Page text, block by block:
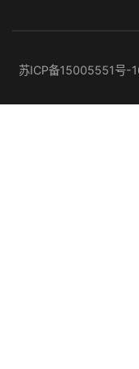
苏ICP备15005551号-